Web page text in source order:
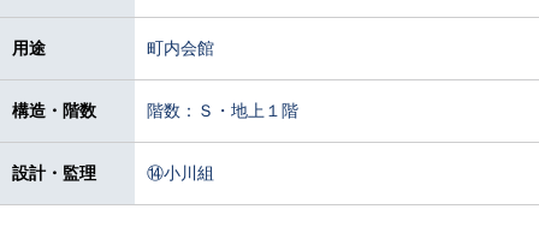
用途 町内会館
構造・階数 階数：Ｓ・地上１階
設計・監理 ⑭小川組